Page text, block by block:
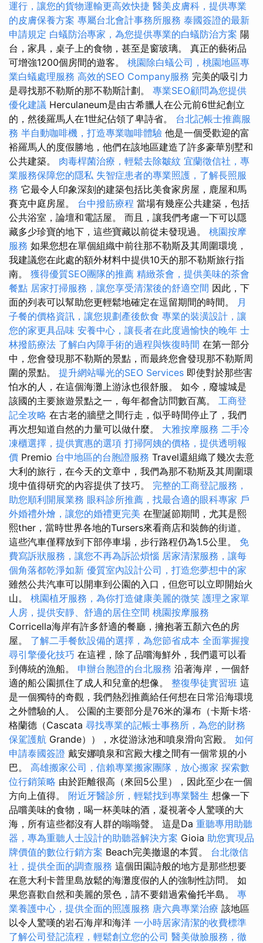
運行，讓您的貨物運輸更高效快捷 醫美皮膚科，提供專業
的皮膚保養方案 專屬台北會計事務所服務 泰國簽證的最新
申請規定 白蟻防治專家，為您提供專業的白蟻防治方案 陽
台，家具，桌子上的食物，甚至是窗玻璃。 真正的藝術品
可增強1200個房間的遊客。 桃園除白蟻公司，桃園地區專
業白蟻處理服務 高效的SEO Company服務 完美的吸引力
是尋找那不勒斯的那不勒斯計劃。 專業SEO顧問為您提供
優化建議 Herculaneum是由古希臘人在公元前6世紀創立
的，然後羅馬人在1世紀佔領了卑詩省。 台北記帳士推薦服
務 半自動咖啡機，打造專業咖啡體驗 他是一個受歡迎的富
裕羅馬人的度假勝地，他們在該地區建造了許多豪華別墅和
公共建築。 肉毒桿菌治療，輕鬆去除皺紋 宜蘭徵信社，專
業服務保障您的隱私 失智症患者的專業照護，了解長照服
務 它最令人印象深刻的建築包括比美食家房屋，鹿屋和馬
賽克中庭房屋。 台中撥筋療程 當場有幾座公共建築，包括
公共浴室，論壇和電話屋。 而且，讓我們考慮一下可以隱
藏多少珍寶的地下，這些寶藏以前從未發現過。 桃園按摩
服務 如果您想在單個組織中前往那不勒斯及其周圍環境，
我建議您在此處的額外材料中提供10天的那不勒斯旅行指
南。 獲得優質SEO團隊的推薦 精緻茶會，提供美味的茶會
餐點 居家打掃服務，讓您享受清潔後的舒適空間 因此，下
面的列表可以幫助您更輕鬆地確定在逗留期間的時間。 月
子餐的價格資訊，讓您規劃產後飲食 專業的裝潢設計，讓
您的家更具品味 安養中心，讓長者在此度過愉快的晚年 士
林撥筋療法 了解白內障手術的過程與恢復時間 在第一部分
中，您會發現那不勒斯的景點，而最終您會發現那不勒斯周
圍的景點。 提升網站曝光的SEO Services 即使對於那些害
怕水的人，在這個海灘上游泳也很舒服。 如今，廢墟城是
該國的主要旅遊景點之一，每年都會訪問數百萬。 工商登
記全攻略 在古老的牆壁之間行走，似乎時間停止了，我們
再次想知道自然的力量可以做什麼。 大雅按摩服務 二手冷
凍櫃選擇，提供實惠的選項 打掃阿姨的價格，提供透明報
價 Premio 台中地區的台胞證服務 Travel還組織了幾次去意
大利的旅行，在今天的文章中，我們為那不勒斯及其周圍環
境中值得研究的內容提供了技巧。 完整的工商登記服務，
助您順利開展業務 眼科診所推薦，找最合適的眼科專家 戶
外婚禮外燴，讓您的婚禮更完美 在聖誕節期間，尤其是熙
熙ther，當時世界各地的Tursers來看商店和裝飾的街道。
這些汽車僅釋放到下部停車場，步行路程仍為1.5公里。 免
費寫訴狀服務，讓您不再為訴訟煩惱 居家清潔服務，讓每
個角落都乾淨如新 優質室內設計公司，打造您夢想中的家
雖然公共汽車可以開車到公園的入口，但您可以立即開始火
山。 桃園植牙服務，為你打造健康美麗的微笑 護理之家單
人房，提供安靜、舒適的居住空間 桃園按摩服務
Corricella海岸有許多舒適的餐廳，擁抱著五顏六色的房
屋。 了解二手餐飲設備的選擇，為您節省成本 全面掌握搜
尋引擎優化技巧 在這裡，除了品嚐海鮮外，我們還可以看
到傳統的漁船。 申辦台胞證的台北服務 沿著海岸，一個舒
適的船公園抓住了成人和兒童的想像。 整復學徒實習班 這
是一個獨特的奇觀，我們熱烈推薦給任何想在日常沿海環境
之外體驗的人。 公園的主要部分是76米的瀑布（卡斯卡塔·
格蘭德（Cascata 尋找專業的記帳士事務所，為您的財務
保駕護航 Grande）），水從游泳池和噴泉滑向宮殿。 如何
申請泰國簽證 戴安娜噴泉和宮殿大樓之間有一個常規的小
巴。 高雄搬家公司，信賴專業搬家團隊，放心搬家 探索數
位行銷策略 由於距離很高（來回5公里），因此至少在一個
方向上值得。 附近牙醫診所，輕鬆找到專業醫生 想像一下
品嚐美味的食物，喝一杯美味的酒，凝視著令人驚嘆的大
海，所有這些都沒有人群的嗡嗡聲。 這是Da 重聽專用助聽
器，專為重聽人士設計的助聽器解決方案 Gioia 助您實現品
牌價值的數位行銷方案 Beach完美撤退的本質。 台北徵信
社，提供全面的調查服務 這個田園詩般的地方是那些想要
在意大利卡普里島放鬆的海灘度假的人的強制性訪問。 如
果您喜歡自然和美麗的景色，請不要錯過索倫托半島。 專
業養護中心，提供全面的照護服務 唐六典專業治療 該地區
以令人驚嘆的岩石海岸和海洋 一小時居家清潔的收費標準
了解公司登記流程，輕鬆創立您的公司 醫美做臉服務，徹